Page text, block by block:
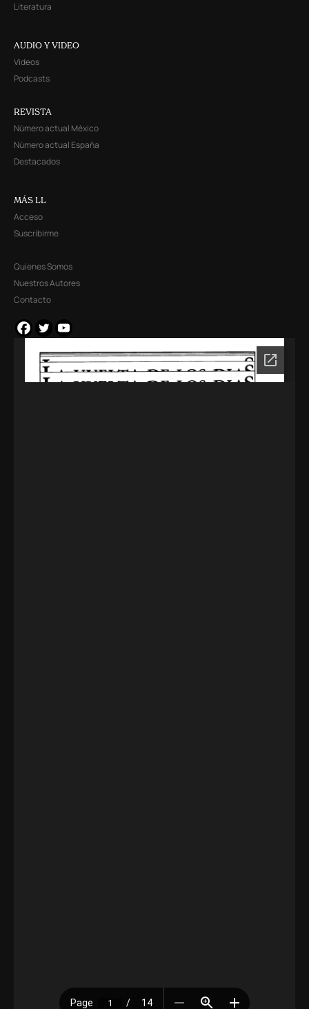
Literatura
AUDIO Y VIDEO
Videos
Podcasts
REVISTA
Número actual México
Número actual España
Destacados
MÁS LL
Acceso
Suscribirme
Quienes Somos
Nuestros Autores
Contacto